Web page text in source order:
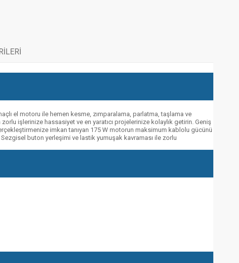
el motoru ile hemen kesme, zımparalama, parlatma, taşlama ve
işlerinize hassasiyet ve en yaratıcı projelerinize kolaylık getirin. Geniş
imkan tanıyan 175 W motorun maksimum kablolu gücünü
buton yerleşimi ve lastik yumuşak kavraması ile zorlu